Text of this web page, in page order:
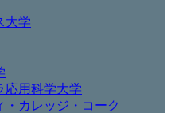
大学
応用科学大学
・カレッジ・コーク